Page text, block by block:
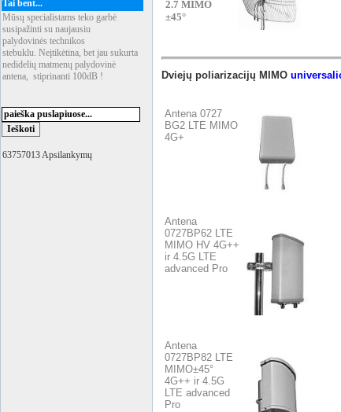
Tai bent...
Mūsų specialistams teko garbė
susipažinti su naujausiu
palydovinės technikos
stebuklu. Neįtikėtina, bet jau sukurta
nedidelių matmenų palydovinė
antena, stiprinanti 100dB !
63757013 Apsilankymų
2.7 MIMO
±45°
Dviejų poliarizacijų MIMO
Antena 0727
BG2 LTE MIMO
4G+
Antena
0727BP62 LTE
MIMO HV 4G++
ir 4.5G LTE
advanced Pro
Antena
0727BP82 LTE
MIMO±45°
4G++ ir 4.5G
LTE advanced
Pro